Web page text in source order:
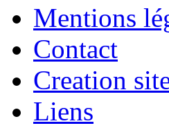
Mentions
Contact
Creation
Liens